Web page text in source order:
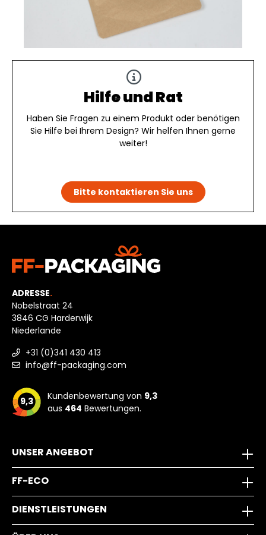
Hilfe und Rat
Haben Sie Fragen zu einem Produkt oder benötigen
Sie Hilfe bei Ihrem Design? Wir helfen Ihnen gerne
weiter!
Bitte kontaktieren Sie uns
ADRESSE.
Nobelstraat 24
3846 CG Harderwijk
Niederlande
+31 (0)341 430 413
info@ff-packaging.com
9,3 Kundenbewertung von 9,3
aus 464 Bewertungen.
UNSER ANGEBOT
FF-ECO
DIENSTLEISTUNGEN